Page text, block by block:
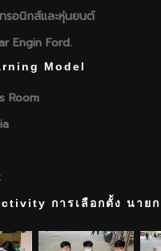
รอนิกส์และหุ่นยนต์
Engin Ford.
Model
Room
การเลือกตั้ง นาย